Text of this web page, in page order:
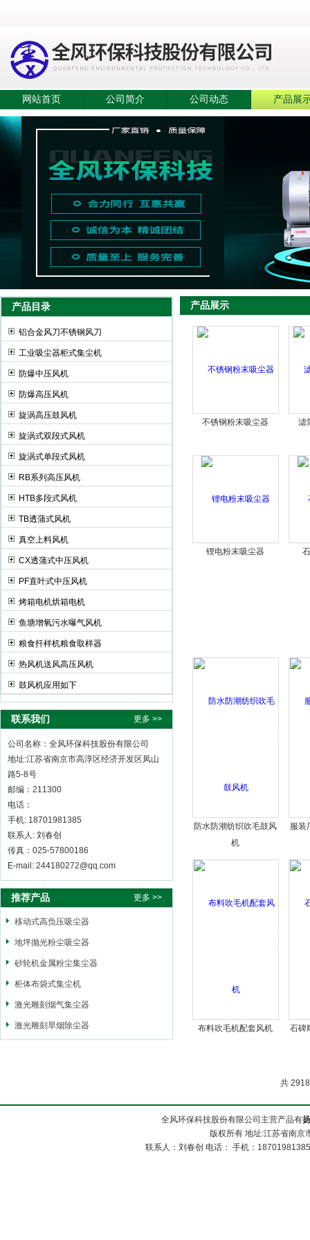
全风环保科技股份有限公司
网站首页 公司简介 公司动态 产品展
产品目录
铝合金风刀不锈钢风刀
工业吸尘器柜式集尘机
防爆中压风机
防爆高压风机
旋涡高压鼓风机
旋涡式双段式风机
旋涡式单段式风机
RB系列高压风机
HTB多段式风机
TB透蒲式风机
真空上料风机
CX透蒲式中压风机
PF直叶式中压风机
烤箱电机烘箱电机
鱼塘增氧污水曝气风机
粮食扦样机粮食取样器
热风机送风高压风机
鼓风机应用如下
联系我们 更多 >>
公司名称：全风环保科技股份有限公司
地址:江苏省南京市高淳区经济开发区凤山
路5-8号
邮编：211300
电话：
手机: 18701981385
联系人: 刘春创
传真：025-57800186
E-mail: 244180272@qq.com
推荐产品 更多 >>
移动式高负压吸尘器
地坪抛光粉尘吸尘器
砂轮机金属粉尘集尘器
柜体布袋式集尘机
激光雕刻烟气集尘器
激光雕刻旱烟除尘器
产品展示
不锈钢粉末吸尘器 滤
锂电粉末吸尘器
防水防潮纺织吹毛鼓风
机
服装
布料吹毛机配套风机 石碑
共
全风环保科技股份有限公司主营产品有
版权所有 地址:江苏省南
联系人：刘春创 电话： 手机：